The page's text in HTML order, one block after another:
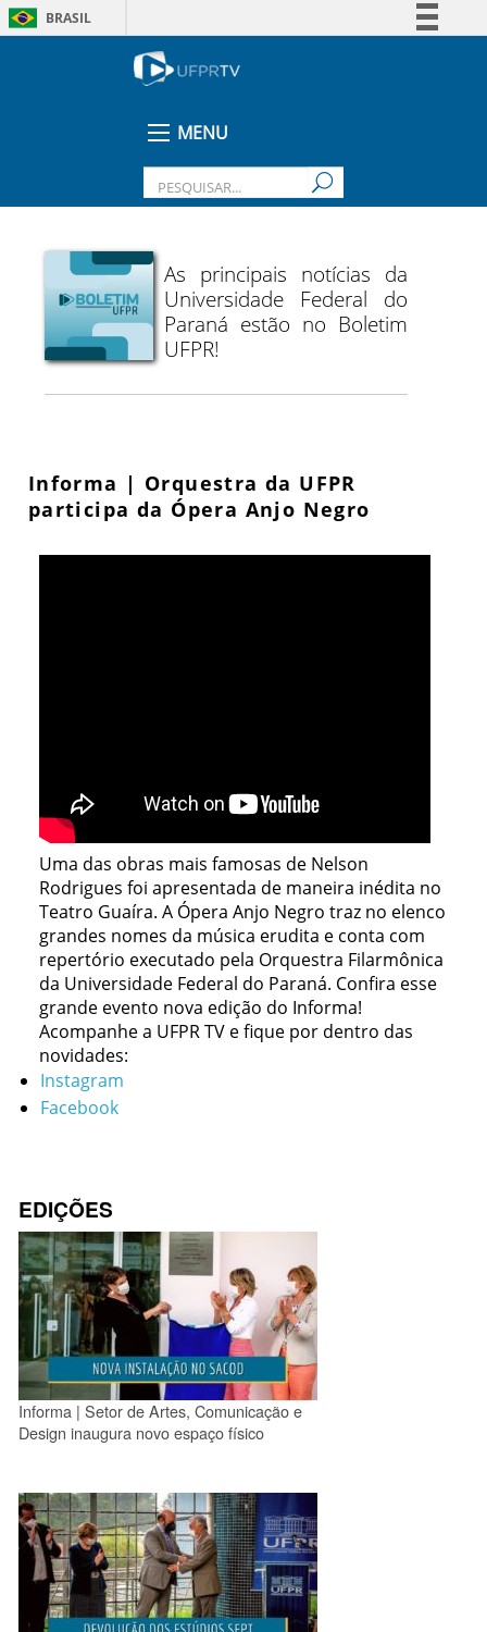
BRASIL
Legislação
MENU
As principais notícias da
Universidade Federal do
Paraná estão no Boletim
UFPR!
Informa | Orquestra da UFPR
participa da Ópera Anjo Negro
Uma das obras mais famosas de Nelson
Rodrigues foi apresentada de maneira inédita no
Teatro Guaíra. A Ópera Anjo Negro traz no elenco
grandes nomes da música erudita e conta com
repertório executado pela Orquestra Filarmônica
da Universidade Federal do Paraná. Confira esse
grande evento nova edição do Informa!
Acompanhe a UFPR TV e fique por dentro das
novidades:
Instagram
Facebook
EDIÇÕES
Informa | Setor de Artes, Comunicação e
Design inaugura novo espaço físico